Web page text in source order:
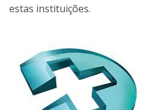
estas instituições.